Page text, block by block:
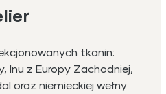
tkanin:
lnu z Europy Zachodniej,
oraz niemieckiej wełny